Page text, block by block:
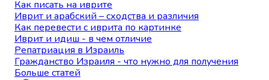
Как писать на иврите
Иврит и арабский – сходства и различия
Как перевести с иврита по картинке
Иврит и идиш - в чем отличие
Репатриация в Израиль
Гражданство Израиля - что нужно для получения
Больше статей